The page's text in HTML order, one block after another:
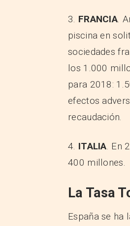
3. FRANCIA.
piscina en
sociedades
los 1.000
para 2018:
efectos
recaudación.
4. ITALIA. En
400 millones.
La Tasa
España se ha